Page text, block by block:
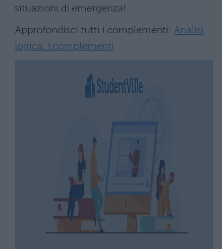
situazioni di emergenza!
Approfondisci tutti i complementi: Analisi
logica: i complementi